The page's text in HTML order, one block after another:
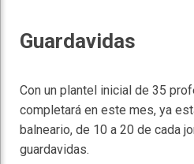
Guardavidas
Con un plantel inicial de 35
completará en este mes, ya
balneario, de 10 a 20 de cada
guardavidas.